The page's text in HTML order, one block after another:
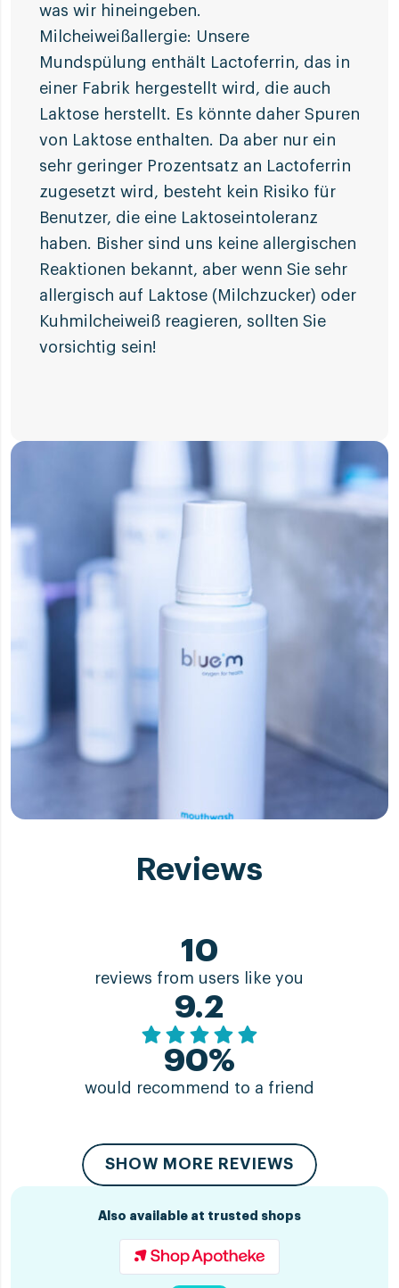
was wir hineingeben.
Milcheiweißallergie: Unsere
Mundspülung enthält Lactoferrin, das in
einer Fabrik hergestellt wird, die auch
Laktose herstellt. Es könnte daher Spuren
von Laktose enthalten. Da aber nur ein
sehr geringer Prozentsatz an Lactoferrin
zugesetzt wird, besteht kein Risiko für
Benutzer, die eine Laktoseintoleranz
haben. Bisher sind uns keine allergischen
Reaktionen bekannt, aber wenn Sie sehr
allergisch auf Laktose (Milchzucker) oder
Kuhmilcheiweiß reagieren, sollten Sie
vorsichtig sein!
Reviews
10
reviews from users like you
9.2
90%
would recommend to a friend
SHOW MORE REVIEWS
Also available at trusted shops